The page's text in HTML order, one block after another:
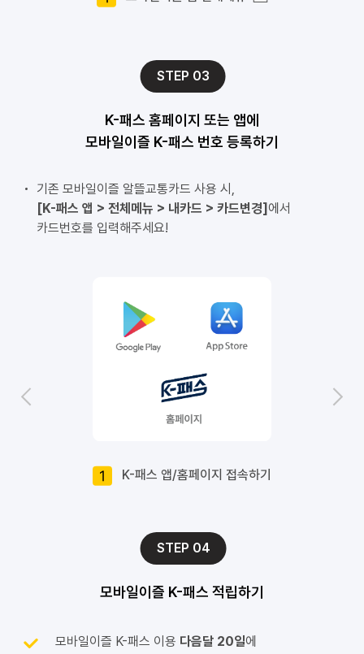
STEP 03
K-패스 홈페이지 또는 앱에
모바일이즐 K-패스 번호 등록하기
기존 모바일이즐 알뜰교통카드 사용 시,
[K-패스 앱 > 전체메뉴 > 내카드 > 카드변경]에서
카드번호를 입력해주세요!
K-패스 앱/홈페이지 접속하기
STEP 04
모바일이즐 K-패스 적립하기
모바일이즐 K-패스 이용 다음달 20일에